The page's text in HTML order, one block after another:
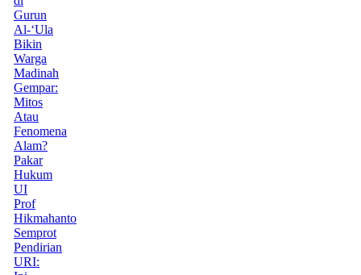
Gurun
Al-‘Ula
Bikin
Warga
Madinah
Gempar:
Mitos
Atau
Fenomena
Alam?
Pakar
Hukum
UI
Prof
Hikmahanto
Semprot
Pendirian
URI: